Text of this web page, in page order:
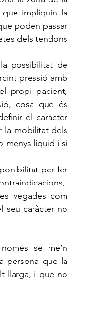
que impliquin la
poden passar
dels tendons
pressió amb
propi pacient,
cosa que és
el caràcter
la mobilitat dels
menys líquid i si
vegades com
seu caràcter no
persona que la
llarga, i que no